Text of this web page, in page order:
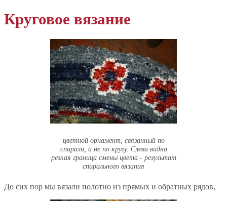
Круговое вязание
цветной орнамент, связанный по
спирали, а не по кругу. Слева видна
резкая граница смены цвета - результат
спирального вязания
До сих пор мы вязали полотно из прямых и обратных рядов,